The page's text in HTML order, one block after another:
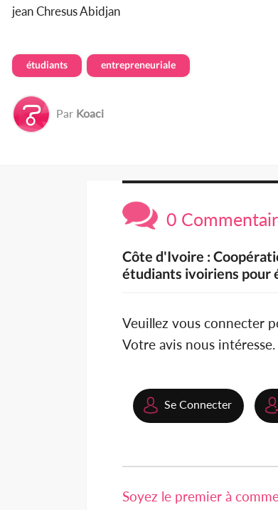
jean Chresus Abidjan
étudiants entrepreneuriale
Par Koaci
0
Côte d'Ivoire :
étudiants ivoiriens pour
Veuillez vous connecter
Votre avis nous intéresse.
Se Connecter
Soyez le premier à